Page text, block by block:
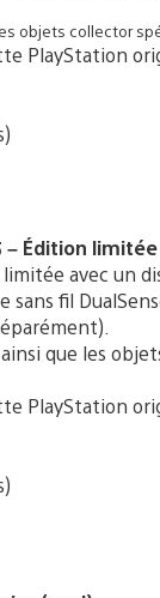
objets collector
PlayStation
Édition
avec un
fil
que les
PlayStation